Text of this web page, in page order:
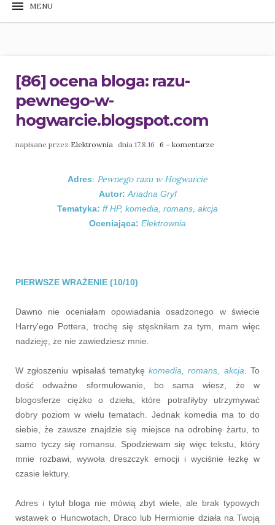
[86] ocena bloga: razu-
pewnego-w-
hogwarcie.blogspot.com
napisane przez Elektrownia dnia 17.8.16 6 – komentarze
Adres: Pewnego razu w Hogwarcie
Autor: Ariadna Gryf
Tematyka: ff HP, komedia, romans, akcja
Oceniająca: Elektrownia
PIERWSZE WRAŻENIE (10/10)
Dawno nie oceniałam opowiadania osadzonego w świecie
Harry'ego Pottera, trochę się stęskniłam za tym, mam więc
nadzieję, że nie zawiedziesz mnie.
W zgłoszeniu wpisałaś tematykękomedia, romans, akcja . To
dość odważne sformułowanie, bo sama wiesz, że w
blogosferze ciężko o dzieła, które potrafiłyby utrzymywać
dobry poziom w wielu tematach. Jednak komedia ma to do
siebie, że zawsze znajdzie się miejsce na odrobinę żartu, to
samo tyczy się romansu. Spodziewam się więc tekstu, który
mnie rozbawi, wywoła dreszczyk emocji i wyciśnie łezkę w
czasie lektury.
Adres i tytuł bloga nie mówią zbyt wiele, ale brak typowych
wstawek o Huncwotach, Draco lub Hermionie działa na Twoją